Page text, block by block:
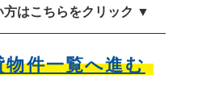
はこちらをクリック ▼
物件一覧へ進む